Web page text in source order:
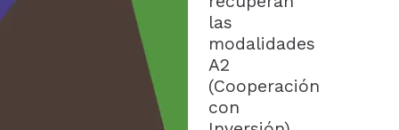
las
modalidades
A2
(Cooperación
con